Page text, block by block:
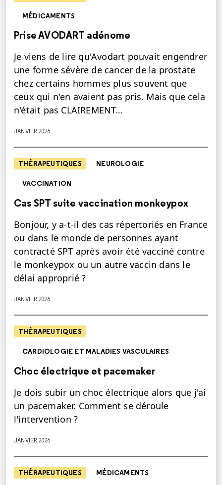
MÉDICAMENTS
Prise AVODART adénome
Je viens de lire qu'Avodart pouvait engendrer
une forme sévère de cancer de la prostate
chez certains hommes plus souvent que
ceux qui n'en avaient pas pris. Mais que cela
n'était pas CLAIREMENT…
JANVIER 2026
THÉRAPEUTIQUES NEUROLOGIE
VACCINATION
Cas SPT suite vaccination monkeypox
Bonjour, y a-t-il des cas répertoriés en France
ou dans le monde de personnes ayant
contracté SPT après avoir été vacciné contre
le monkeypox ou un autre vaccin dans le
délai approprié ?
JANVIER 2026
THÉRAPEUTIQUES
CARDIOLOGIE ET MALADIES VASCULAIRES
Choc électrique et pacemaker
Je dois subir un choc électrique alors que j'ai
un pacemaker. Comment se déroule
l'intervention ?
JANVIER 2026
THÉRAPEUTIQUES MÉDICAMENTS